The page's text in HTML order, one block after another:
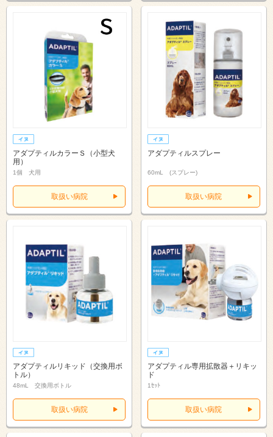
アダプティルカラーＳ（小型犬
用）
1個 犬用
取扱い病院
アダプティルスプレー
60mL (スプレー)
取扱い病院
アダプティルリキッド（交換用ボ
トル）
48mL 交換用ボトル
取扱い病院
アダプティル専用拡散器＋リキッ
ド
1ｾｯﾄ
取扱い病院